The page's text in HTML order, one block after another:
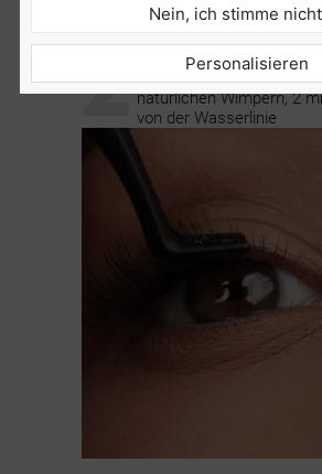
2 BRINGEDIE
Platziere die Büschel
natürlichen Wimpern, 2
von der Wasserlinie
Nein, ich stimme
Personalisieren